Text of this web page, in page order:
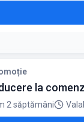
la
2 săptămâni